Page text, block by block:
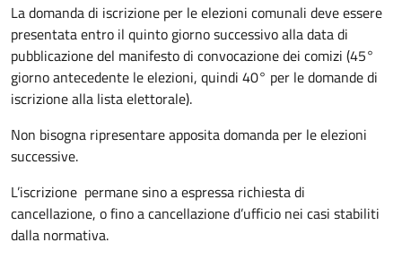
La domanda di iscrizione per le elezioni comunali deve essere
presentata entro il quinto giorno successivo alla data di
pubblicazione del manifesto di convocazione dei comizi (45°
giorno antecedente le elezioni, quindi 40° per le domande di
iscrizione alla lista elettorale).
Non bisogna ripresentare apposita domanda per le elezioni
successive.
L’iscrizione permane sino a espressa richiesta di
cancellazione, o fino a cancellazione d’ufficio nei casi stabiliti
dalla normativa.